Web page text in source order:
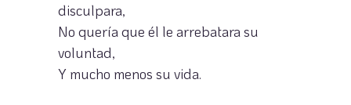
disculpara,
No quería que él le arrebatara su
voluntad,
Y mucho menos su vida.